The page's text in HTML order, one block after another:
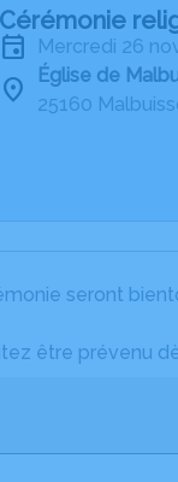
Cérémonie
mercredi 26
Église de
25160
seront
être prévenu